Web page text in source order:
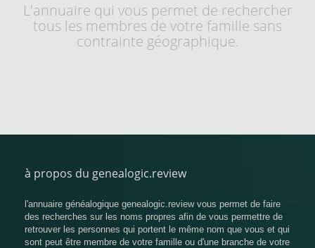
L'annuaire qui vous permet de rechercher
tous les membres de votre famille sans
contrainte géographique.
à propos du genealogic.review
l'annuaire généalogique genealogic.review vous permet de faire
des recherches sur les noms propres afin de vous permettre de
retrouver les personnes qui portent le même nom que vous et qui
sont peut être membre de votre famille ou d'une branche de votre